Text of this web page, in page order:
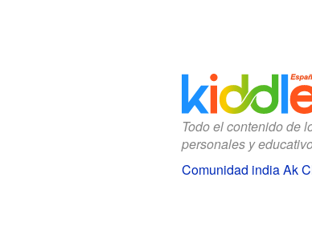
Todo el contenido de
personales y
Comunidad india Ak